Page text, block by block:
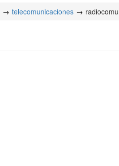
telecomunicaciones